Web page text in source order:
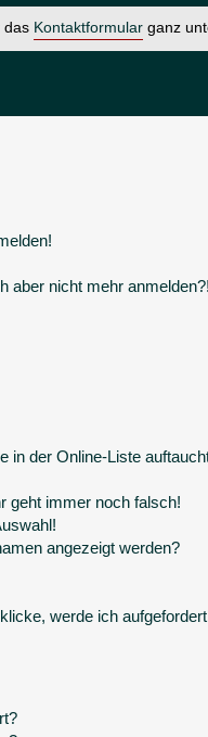
das Kontaktformular ganz
aber nicht mehr anmelden?!
in der Online-Liste
geht immer noch falsch!
angezeigt werden?
werde ich